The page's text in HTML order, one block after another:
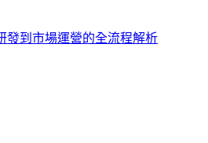
發到市場運營的全流程解析